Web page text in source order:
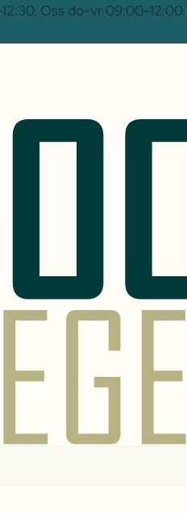
Oss do-vr